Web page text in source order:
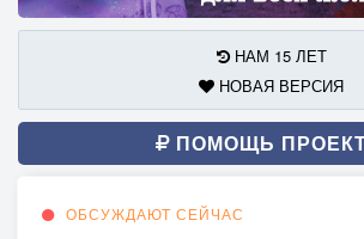
НАМ 15 ЛЕТ
НОВАЯ ВЕРСИЯ
ПОМОЩЬ
ОБСУЖДАЮТ СЕЙЧАС